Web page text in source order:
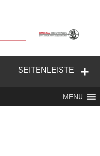
Feuerwehr
SEITENLEISTE
MENU